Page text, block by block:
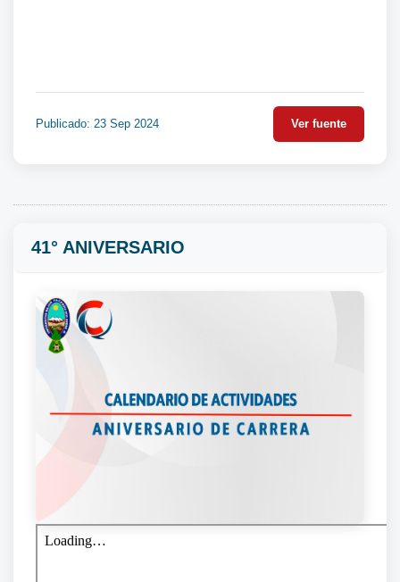
Publicado: 23 Sep 2024 Ver fuente
41° ANIVERSARIO